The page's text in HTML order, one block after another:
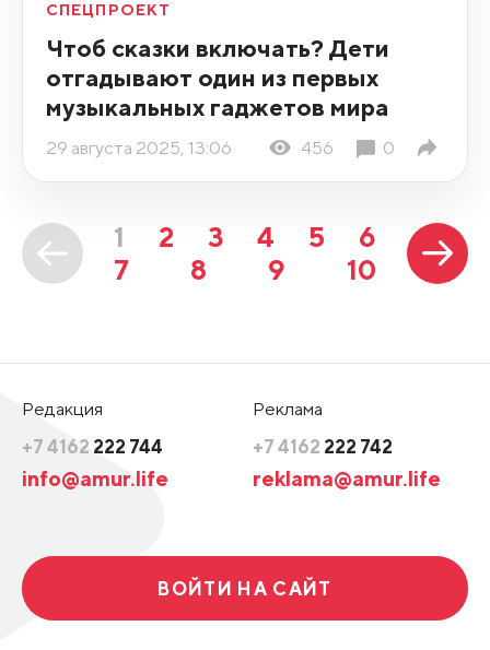
СПЕЦПРОЕКТ
Чтоб сказки включать? Дети
отгадывают один из первых
музыкальных гаджетов мира
29 августа 2025, 13:06 456 0
1 2 3 4 5
6
7
8 9 10
Редакция
+7 4162 222 744
info@amur.life
Реклама
+7 4162 222 742
reklama@amur.life
ВОЙТИ НА САЙТ